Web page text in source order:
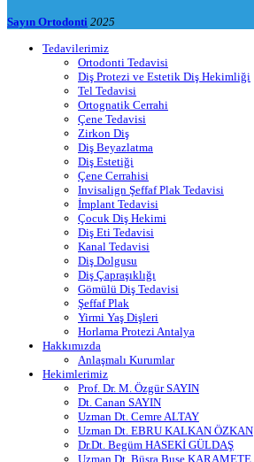
Sayın Ortodonti 2025
Tedavilerimiz
Ortodonti Tedavisi
Diş Protezi ve Estetik Diş Hekimliği
Tel Tedavisi
Ortognatik Cerrahi
Çene Tedavisi
Zirkon Diş
Diş Beyazlatma
Diş Estetiği
Çene Cerrahisi
Invisalign Şeffaf Plak Tedavisi
İmplant Tedavisi
Çocuk Diş Hekimi
Diş Eti Tedavisi
Kanal Tedavisi
Diş Dolgusu
Diş Çapraşıklığı
Gömülü Diş Tedavisi
Şeffaf Plak
Yirmi Yaş Dişleri
Horlama Protezi Antalya
Hakkımızda
Anlaşmalı Kurumlar
Hekimlerimiz
Prof. Dr. M. Özgür SAYIN
Dt. Canan SAYIN
Uzman Dt. Cemre ALTAY
Uzman Dt. EBRU KALKAN ÖZKAN
Dr.Dt. Begüm HASEKİ GÜLDAŞ
Uzman Dt. Büşra Buse KARAMETE